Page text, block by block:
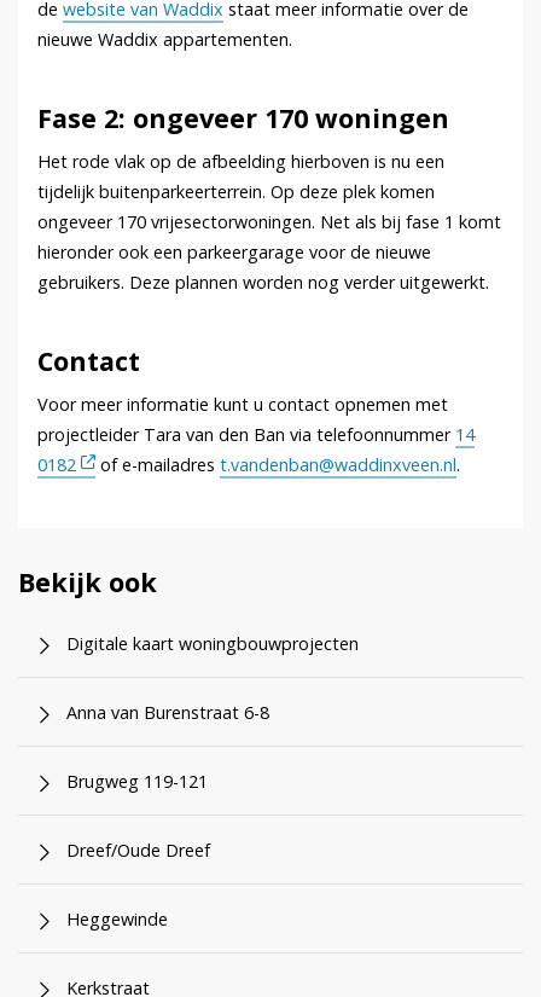
de website van Waddix staat meer informatie over de
nieuwe Waddix appartementen.
Fase 2: ongeveer 170 woningen
Het rode vlak op de afbeelding hierboven is nu een
tijdelijk buitenparkeerterrein. Op deze plek komen
ongeveer 170 vrijesectorwoningen. Net als bij fase 1 komt
hieronder ook een parkeergarage voor de nieuwe
gebruikers. Deze plannen worden nog verder uitgewerkt.
Contact
Voor meer informatie kunt u contact opnemen met
projectleider Tara van den Ban via telefoonnummer 14
0182
of e-mailadres t.vandenban@waddinxveen.nl.
Bekijk ook
Digitale kaart woningbouwprojecten
Anna van Burenstraat 6-8
Brugweg 119-121
Dreef/Oude Dreef
Heggewinde
Kerkstraat